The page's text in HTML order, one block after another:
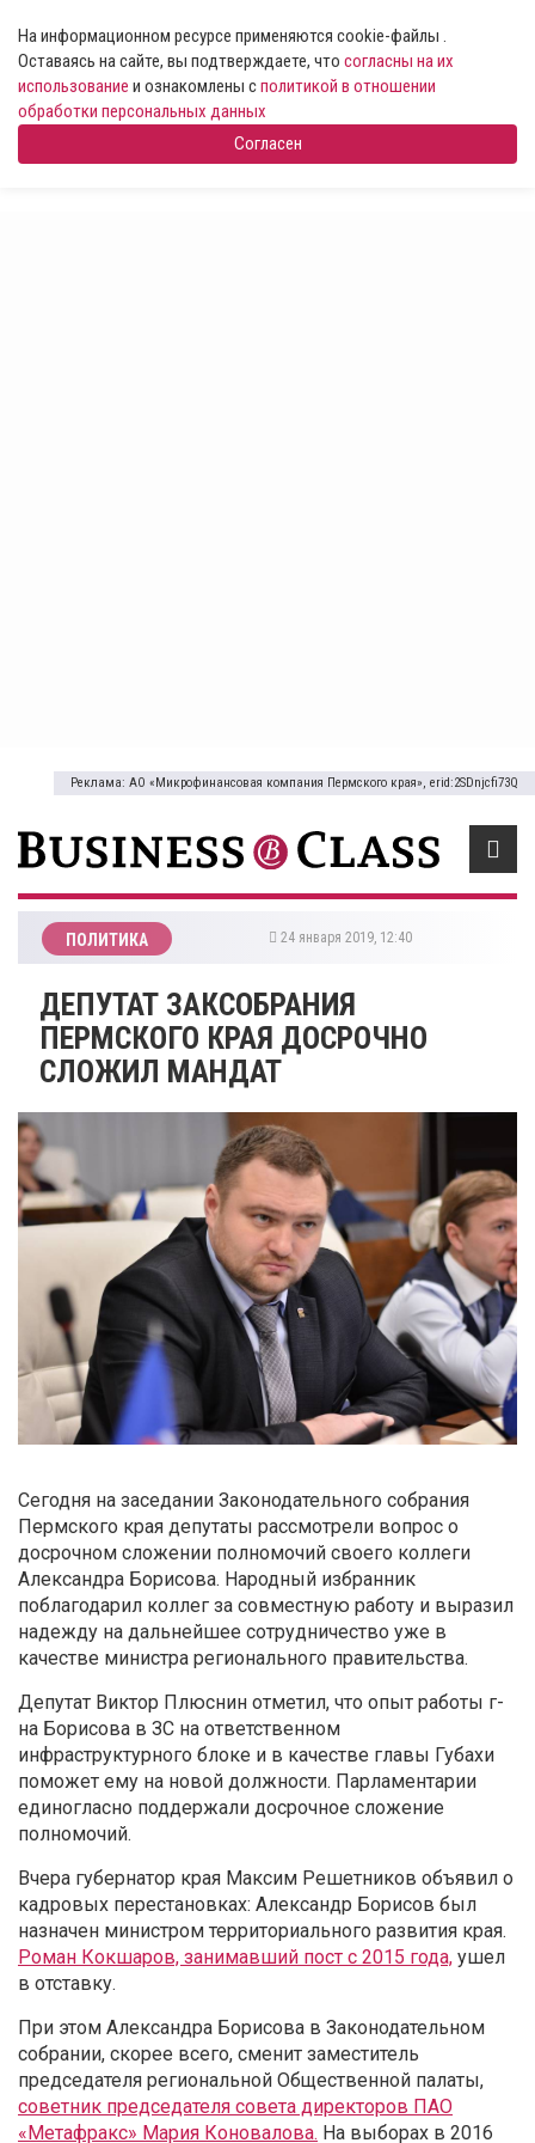
На информационном ресурсе применяются cookie-файлы .
Оставаясь на сайте, вы подтверждаете, что согласны на их
использование и ознакомлены сполитикой в отношении
обработки персональных данных
Согласен
Реклама: АО «Микрофинансовая компания Пермского края», erid:2SDnjcfi73Q
ПОЛИТИКА 24 января 2019, 12:40
ДЕПУТАТ ЗАКСОБРАНИЯ
ПЕРМСКОГО КРАЯ ДОСРОЧНО
СЛОЖИЛ МАНДАТ
Сегодня на заседании Законодательного собрания
Пермского края депутаты рассмотрели вопрос о
досрочном сложении полномочий своего коллеги
Александра Борисова. Народный избранник
поблагодарил коллег за совместную работу и выразил
надежду на дальнейшее сотрудничество уже в
качестве министра регионального правительства.
Депутат Виктор Плюснин отметил, что опыт работы г-
на Борисова в ЗС на ответственном
инфраструктурного блоке и в качестве главы Губахи
поможет ему на новой должности. Парламентарии
единогласно поддержали досрочное сложение
полномочий.
Вчера губернатор края Максим Решетников объявил о
кадровых перестановках: Александр Борисов был
назначен министром территориального развития края.
Роман Кокшаров, занимавший пост с 2015 года, ушел
в отставку.
При этом Александра Борисова в Законодательном
собрании, скорее всего, сменит заместитель
председателя региональной Общественной палаты,
советник председателя совета директоров ПАО
«Метафракс» Мария Коновалова. На выборах в 2016